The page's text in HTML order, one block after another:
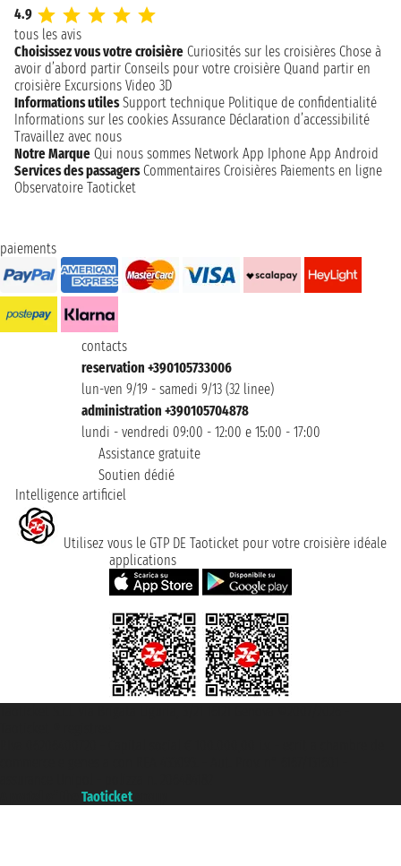
4.9
tous les avis
Choisissez vous votre croisière Curiosités sur les croisières Chose à
avoir d’abord partir Conseils pour votre croisière Quand partir en
croisière Excursions Video 3D
Informations utiles Support technique Politique de confidentialité
Informations sur les cookies Assurance Déclaration d’accessibilité
Travaillez avec nous
Notre Marque Qui nous sommes Network App Iphone App Android
Services des passagers Commentaires Croisières Paiements en ligne
Observatoire Taoticket
paiements
contacts
reservation +390105733006
lun-ven 9/19 - samedi 9/13 (32 linee)
administration +390105704878
lundi - vendredi 09:00 - 12:00 e 15:00 - 17:00
Assistance gratuite
Soutien dédié
Intelligence artificiel
Utilisez vous le GTP DE Taoticket pour votre croisière idéale
applications
Taoticket